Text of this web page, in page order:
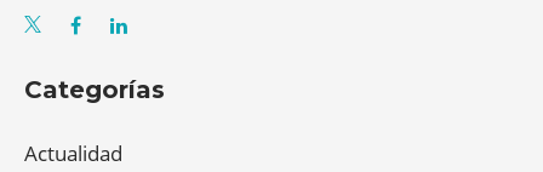
Categorías
Actualidad